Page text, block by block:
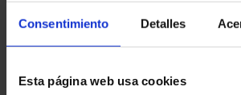
Consentimiento Detalles
Esta página web usa cookies
4. Recuperas lo que te pertenece, con